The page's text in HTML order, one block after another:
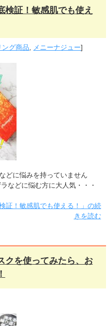
検証！敏感肌でも使え
ング商品 メニーナジュー]
どに悩みを持っていません
などに悩む方に大人気・・・
証！敏感肌でも使える！」の続
きを読む
クを使ってみたら、お